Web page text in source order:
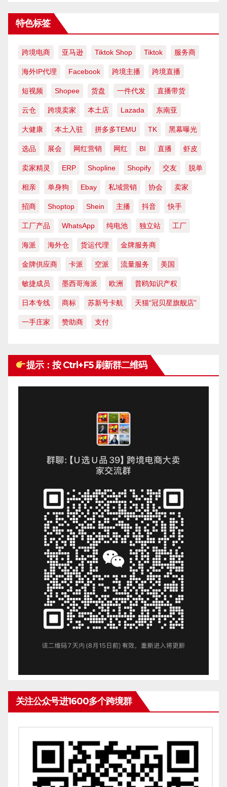
特色标签
跨境电商 亚马逊 Tiktok Shop Tiktok 服务商
海外IP代理 Facebook 跨境主播 跨境直播
短视频 Shopee 货盘 一件代发 直播带货
云仓 跨境卖家 本土店 Lazada 东南亚
大健康 本土入驻 拼多多TEMU TK 黑幕曝光
选品 展会 网红营销 网红 BI 直播 虾皮
卖家精灵 ERP Shopline Shopify 交友 脱单
相亲 单身狗 Ebay 私域营销 协会 卖家
招商 Shoptop Shein 主播 抖音 快手
工厂产品 WhatsApp 纯电池 独立站 工厂
海派 海外仓 货运代理 金牌服务商
金牌供应商 卡派 空派 流量服务 美国
敏捷成员 墨西哥海派 欧洲 普鸥知识产权
日本专线 商标 苏新号卡航 天猫“冠贝星旗舰店”
一手庄家 赞助商 支付
提示：按 Ctrl+F5 刷新群二维码
关注公众号进1600多个跨境群